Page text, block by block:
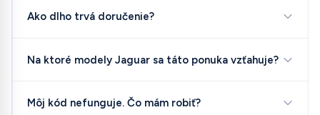
Ako dlho trvá doručenie?
Na ktoré modely Jaguar sa táto ponuka vzťahuje?
Môj kód nefunguje. Čo mám robiť?